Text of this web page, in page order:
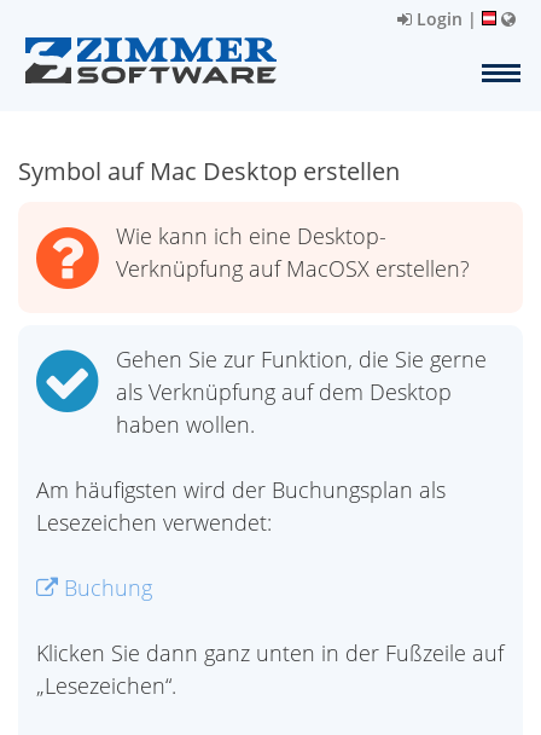
Login |
Symbol auf Mac Desktop erstellen
Wie kann ich eine Desktop-
Verknüpfung auf MacOSX erstellen?
Gehen Sie zur Funktion, die Sie gerne
als Verknüpfung auf dem Desktop
haben wollen.
Am häufigsten wird der Buchungsplan als
Lesezeichen verwendet:
Buchung
Klicken Sie dann ganz unten in der Fußzeile auf
„Lesezeichen“.